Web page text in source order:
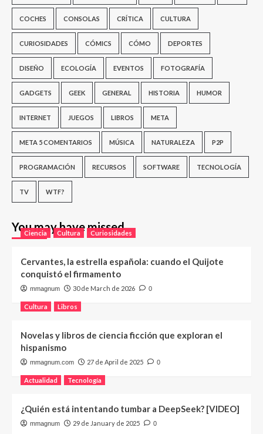
COCHES CONSOLAS CRÍTICA CULTURA
CURIOSIDADES CÓMICS CÓMO DEPORTES
DISEÑO ECOLOGÍA EVENTOS FOTOGRAFÍA
GADGETS GEEK GENERAL HISTORIA HUMOR
INTERNET JUEGOS LIBROS META
META 5 COMENTARIOS MÚSICA NATURALEZA P2P
PROGRAMACIÓN RECURSOS SOFTWARE TECNOLOGÍA
TV WTF?
You may have missed
Ciencia Cultura Curiosidades
Cervantes, la estrella española: cuando el Quijote
conquistó el firmamento
mmagnum 30 de March de 2026 0
Cultura Libros
Novelas y libros de ciencia ficción que exploran el
hispanismo
mmagnum.com 27 de April de 2025 0
Actualidad Tecnología
¿Quién está intentando tumbar a DeepSeek? [VIDEO]
mmagnum 29 de January de 2025 0